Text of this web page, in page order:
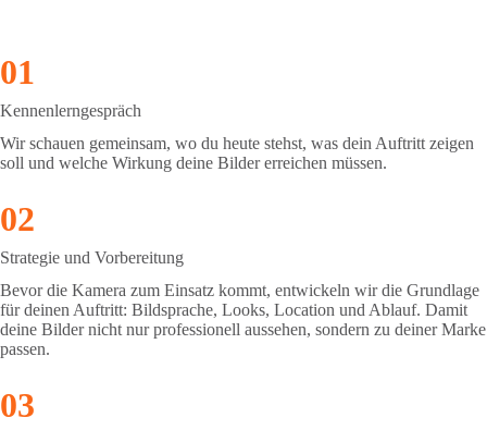
01
Kennenlerngespräch
Wir schauen gemeinsam, wo du heute stehst, was dein Auftritt zeigen
soll und welche Wirkung deine Bilder erreichen müssen.
02
Strategie und Vorbereitung
Bevor die Kamera zum Einsatz kommt, entwickeln wir die Grundlage
für deinen Auftritt: Bildsprache, Looks, Location und Ablauf. Damit
deine Bilder nicht nur professionell aussehen, sondern zu deiner Marke
passen.
03